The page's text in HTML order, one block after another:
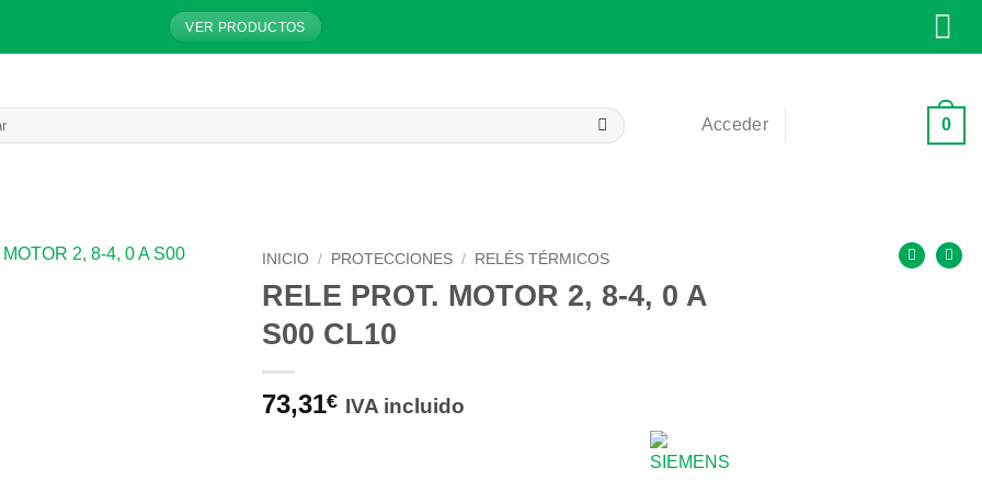
VER PRODUCTOS
Acceder 0
INICIO / PROTECCIONES / RELÉS TÉRMICOS
RELE PROT. MOTOR 2, 8-4, 0 A
S00 CL10
73,31€ IVA incluido